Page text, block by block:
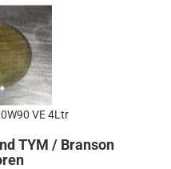
VE 4Ltr
TYM / Branson